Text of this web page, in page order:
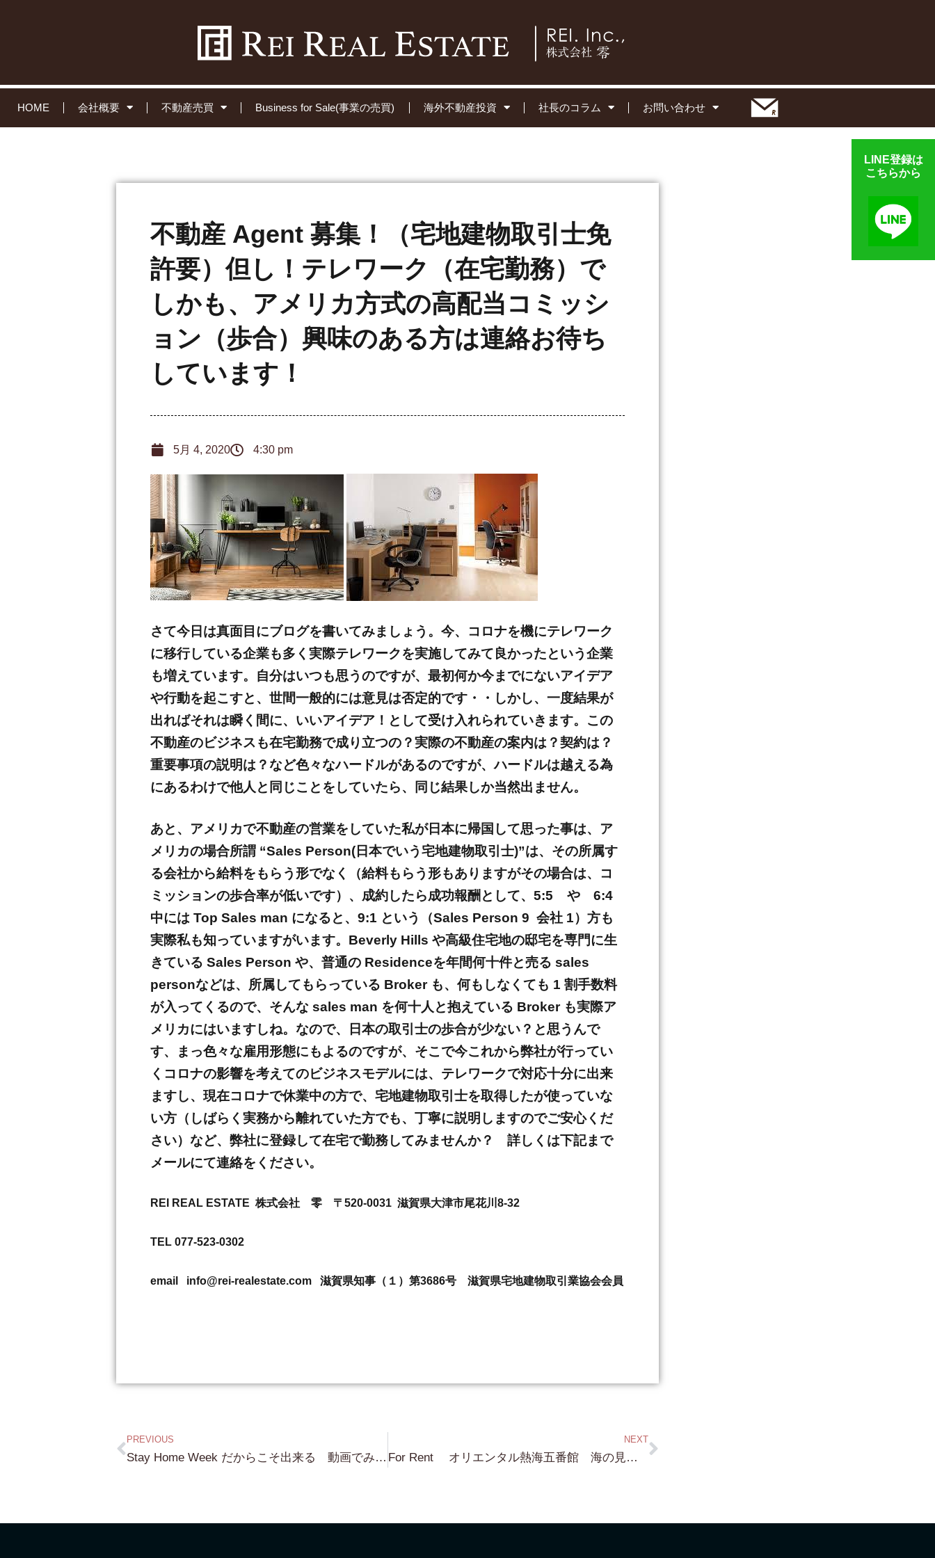
HOME 会社概要 不動産売買 Business for Sale(事業の売買) 海外不動産投資 社長のコラム お問い合わせ
LINE登録は
こちらから
不動産 Agent 募集！（宅地建物取引士免
許要）但し！テレワーク（在宅勤務）で
しかも、アメリカ方式の高配当コミッシ
ョン（歩合）興味のある方は連絡お待ち
しています！
5月 4, 2020 4:30 pm
さて今日は真面目にブログを書いてみましょう。今、コロナを機にテレワーク
に移行している企業も多く実際テレワークを実施してみて良かったという企業
も増えています。自分はいつも思うのですが、最初何か今までにないアイデア
や行動を起こすと、世間一般的には意見は否定的です・・しかし、一度結果が
出ればそれは瞬く間に、いいアイデア！として受け入れられていきます。この
不動産のビジネスも在宅勤務で成り立つの？実際の不動産の案内は？契約は？
重要事項の説明は？など色々なハードルがあるのですが、ハードルは越える為
にあるわけで他人と同じことをしていたら、同じ結果しか当然出ません。
あと、アメリカで不動産の営業をしていた私が日本に帰国して思った事は、ア
メリカの場合所謂 “Sales Person(日本でいう宅地建物取引士)”は、その所属す
る会社から給料をもらう形でなく（給料もらう形もありますがその場合は、コ
ミッションの歩合率が低いです）、成約したら成功報酬として、5:5 や 6:4
中には Top Sales man になると、9:1 という（Sales Person 9 会社 1）方も
実際私も知っていますがいます。Beverly Hills や高級住宅地の邸宅を専門に生
きている Sales Person や、普通の Residenceを年間何十件と売る sales
personなどは、所属してもらっている Broker も、何もしなくても 1 割手数料
が入ってくるので、そんな sales man を何十人と抱えている Broker も実際ア
メリカにはいますしね。なので、日本の取引士の歩合が少ない？と思うんで
す、まっ色々な雇用形態にもよるのですが、そこで今これから弊社が行ってい
くコロナの影響を考えてのビジネスモデルには、テレワークで対応十分に出来
ますし、現在コロナで休業中の方で、宅地建物取引士を取得したが使っていな
い方（しばらく実務から離れていた方でも、丁寧に説明しますのでご安心くだ
さい）など、弊社に登録して在宅で勤務してみませんか？ 詳しくは下記まで
メールにて連絡をください。
REI REAL ESTATE 株式会社 零 〒520-0031 滋賀県大津市尾花川8-32
TEL 077-523-0302
email info@rei-realestate.com 滋賀県知事（１）第3686号 滋賀県宅地建物取引業協会会員
PREVIOUS
Stay Home Week だからこそ出来る 動画でみれる弊社のレア物！ お問い合わせありがとうございます。 世界遺産 下鴨神社隣接 邸宅用地約90坪 14,300万円 京都市左京区
NEXT
For Rent オリエンタル熱海五番館 海の見える5LDK （二階部分あり）桃山小学校・熱海中学校隣接